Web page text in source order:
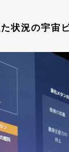
状況の宇宙